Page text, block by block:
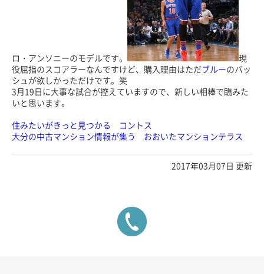
ロ・アンソニーのモデルです。
現
役屈指のスコアラーなんですけど、購入理由はただブルーのバッ
シュが欲しかっただけです。笑
3月19日に大事な試合が控えていますので、新しい相棒で臨みた
いと思います。
住みたいがきっと見つかる コントス
大分の中古マンション情報が集う おおいたマンションテラス
2017年03月07日 更新